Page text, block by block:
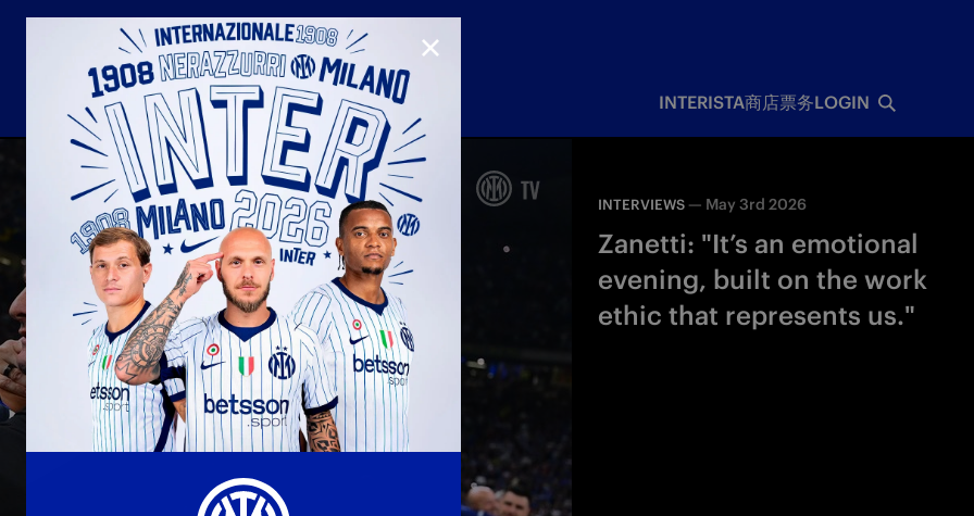
Youth sector
合作伙伴
国际米兰俱乐部
国际米兰青训学院
Matchday programme
INTERISTA商店票务
Hospitality
Hospitality Virtual Tour
Away matches
Parking
LOGIN
INTERVIEWS — May 3rd 2026
Zanetti: "It’s an emotional
evening, built on the work
ethic that represents us."
CLOSE